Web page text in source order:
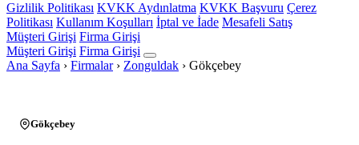
Gizlilik Politikası KVKK Aydınlatma KVKK Başvuru Çerez
Politikası Kullanım Koşulları İptal ve İade Mesafeli Satış
Müşteri Girişi Firma Girişi
Müşteri Girişi Firma Girişi
Ana Sayfa › Firmalar › Zonguldak › Gökçebey
Gökçebey